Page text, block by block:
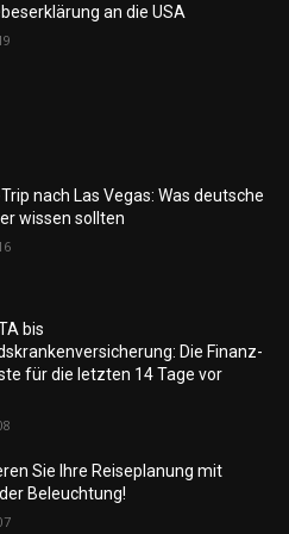
an die USA
nach Las Vegas: Was deutsche
wissen sollten
bis
Die Finanz-
für die letzten 14 Tage vor
Sie Ihre Reiseplanung mit
Beleuchtung!